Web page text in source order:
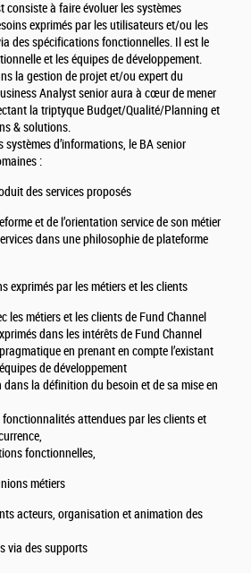
consiste à faire évoluer les systèmes
exprimés par les utilisateurs et/ou les
des spécifications fonctionnelles. Il est le
et les équipes de développement.
la gestion de projet et/ou expert du
Analyst senior aura à cœur de mener
la triptyque Budget/Qualité/Planning et
& solutions.
d’informations, le BA senior
:
des services proposés
et de l’orientation service de son métier
dans une philosophie de plateforme
exprimés par les métiers et les clients
les métiers et les clients de Fund Channel
dans les intérêts de Fund Channel
en prenant en compte l’existant
de développement
la définition du besoin et de sa mise en
attendues par les clients et
fonctionnelles,
métiers
acteurs, organisation et animation des
via des supports